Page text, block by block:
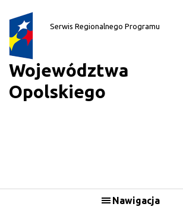
Serwis Regionalnego Programu
Województwa
Opolskiego
Nawigacja